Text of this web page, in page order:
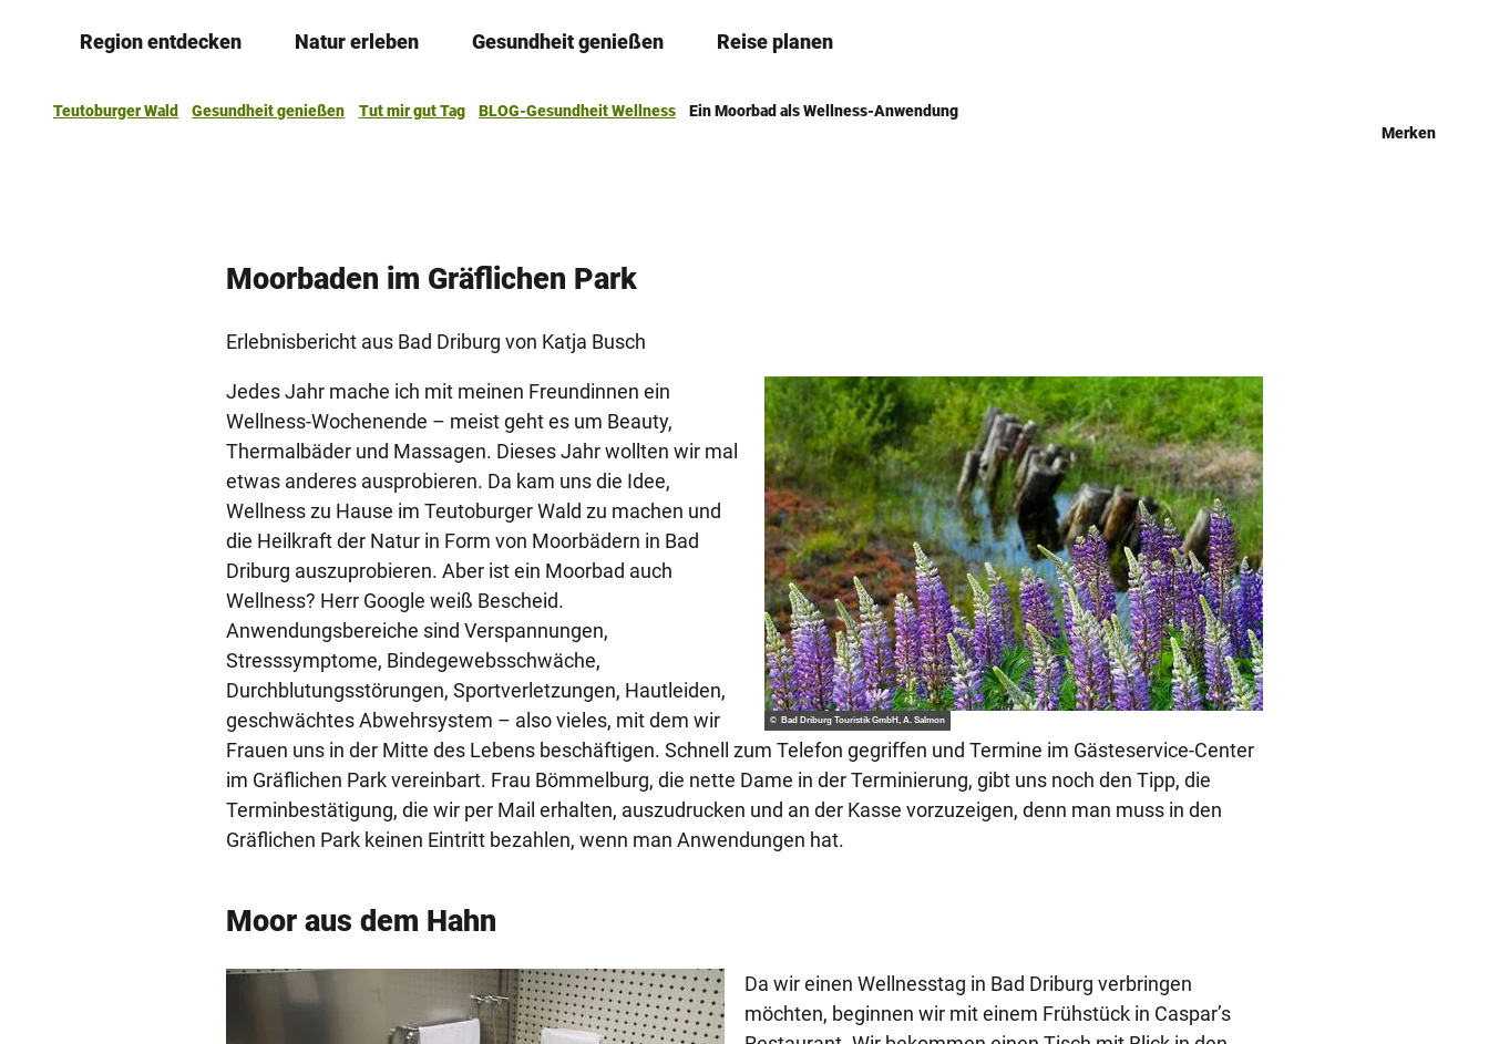
Region entdecken Natur erleben Gesundheit genießen Reise planen
i
Teutoburger Wald Gesundheit genießen Tut mir gut Tag BLOG-Gesundheit Wellness
Ein Moorbad als Wellness-Anwendung
Merken
Moorbaden im Gräflichen Park
Erlebnisbericht aus Bad Driburg von Katja Busch
© Bad Driburg Touristik GmbH, A. Salmon
Jedes Jahr mache ich mit meinen Freundinnen ein
Wellness-Wochenende – meist geht es um Beauty,
Thermalbäder und Massagen. Dieses Jahr wollten wir mal
etwas anderes ausprobieren. Da kam uns die Idee,
Wellness zu Hause im Teutoburger Wald zu machen und
die Heilkraft der Natur in Form von Moorbädern in Bad
Driburg auszuprobieren. Aber ist ein Moorbad auch
Wellness? Herr Google weiß Bescheid.
Anwendungsbereiche sind Verspannungen,
Stresssymptome, Bindegewebsschwäche,
Durchblutungsstörungen, Sportverletzungen, Hautleiden,
geschwächtes Abwehrsystem – also vieles, mit dem wir
Frauen uns in der Mitte des Lebens beschäftigen. Schnell zum Telefon gegriffen und Termine im Gästeservice-Center
im Gräflichen Park vereinbart. Frau Bömmelburg, die nette Dame in der Terminierung, gibt uns noch den Tipp, die
Terminbestätigung, die wir per Mail erhalten, auszudrucken und an der Kasse vorzuzeigen, denn man muss in den
Gräflichen Park keinen Eintritt bezahlen, wenn man Anwendungen hat.
Moor aus dem Hahn
Da wir einen Wellnesstag in Bad Driburg verbringen
möchten, beginnen wir mit einem Frühstück in Caspar’s